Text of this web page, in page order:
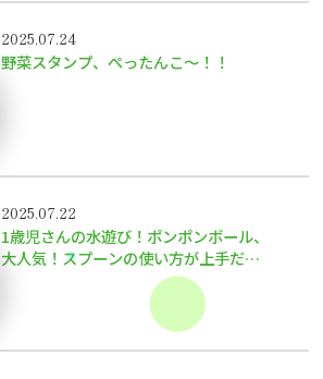
2025.07.24
野菜スタンプ、ぺったんこ〜！！
2025.07.22
1歳児さんの水遊び！ポンポンボール、
大人気！スプーンの使い方が上手だ
ね〜！遊びを通しての経験が楽しいね！